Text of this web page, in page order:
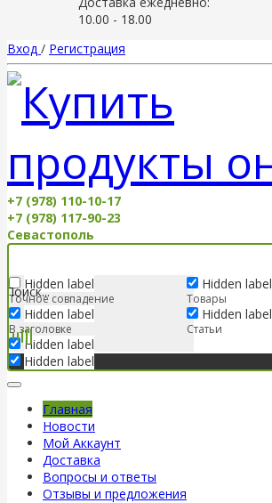
10.00 - 18.00
Вход / Регистрация
+7 (978) 110-10-17
+7 (978) 117-90-23
Севастополь
Hidden label
Точное совпадение
Hidden label
В заголовке
Hidden label
Hidden label
Hidden label
Товары
Hidden label
Статьи
Главная
Новости
Мой Аккаунт
Доставка
Вопросы и ответы
Отзывы и предложения